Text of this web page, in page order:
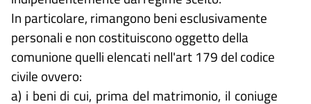
In particolare, rimangono beni esclusivamente
personali e non costituiscono oggetto della
comunione quelli elencati nell'art 179 del codice
civile ovvero:
a) i beni di cui, prima del matrimonio, il coniuge